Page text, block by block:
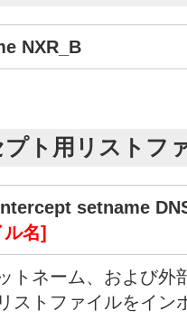
NXR_B
ト用リストフ
setname
ル名]
トネーム、および外
ストファイルをイン